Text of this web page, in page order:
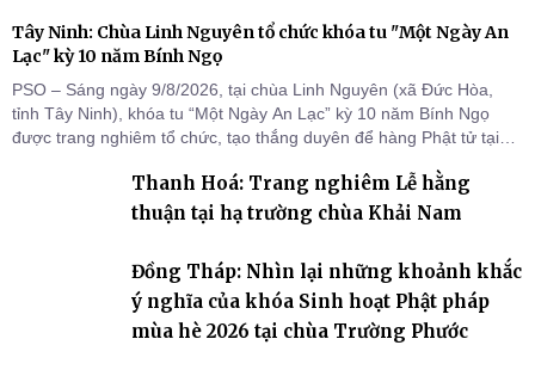
Tây Ninh: Chùa Linh Nguyên tổ chức khóa tu "Một Ngày An
Lạc" kỳ 10 năm Bính Ngọ
PSO – Sáng ngày 9/8/2026, tại chùa Linh Nguyên (xã Đức Hòa,
tỉnh Tây Ninh), khóa tu “Một Ngày An Lạc” kỳ 10 năm Bính Ngọ
được trang nghiêm tổ chức, tạo thắng duyên để hàng Phật tử tại
Thanh Hoá: Trang nghiêm Lễ hằng
thuận tại hạ trường chùa Khải Nam
Đồng Tháp: Nhìn lại những khoảnh khắc
ý nghĩa của khóa Sinh hoạt Phật pháp
mùa hè 2026 tại chùa Trường Phước